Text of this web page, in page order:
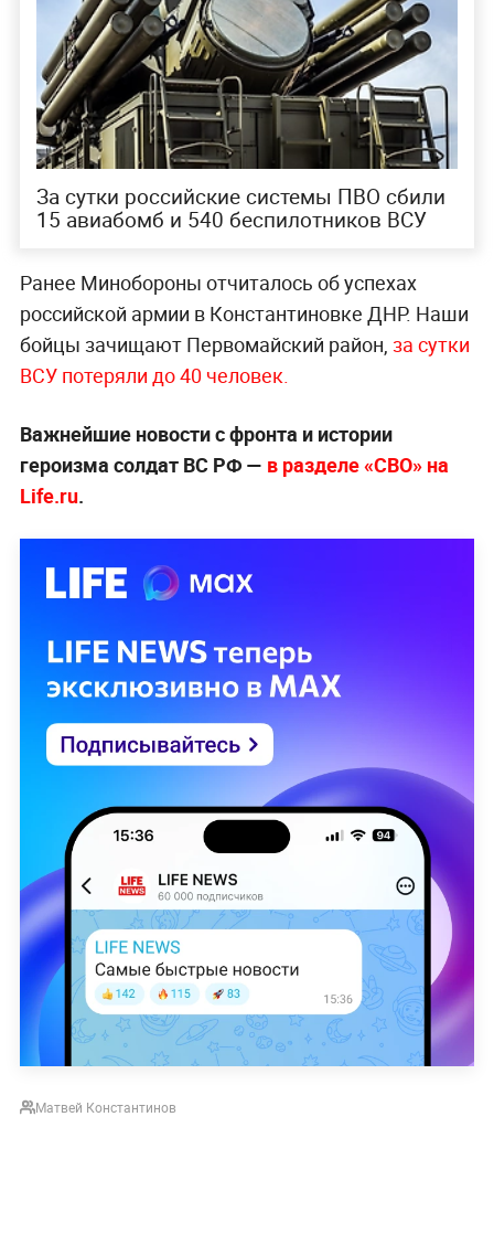
За сутки российские системы ПВО сбили
15 авиабомб и 540 беспилотников ВСУ
Ранее Минобороны отчиталось об успехах
российской армии в Константиновке ДНР. Наши
бойцы зачищают Первомайский район, за сутки
ВСУ потеряли до 40 человек.
Важнейшие новости с фронта и истории
героизма солдат ВС РФ — в разделе «СВО» на
Life.ru.
Матвей Константинов